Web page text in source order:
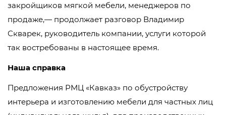
закройщиков мягкой мебели, менеджеров по
продаже,— продолжает разговор Владимир
Скварек, руководитель компании, услуги которой
так востребованы в настоящее время.
Наша справка
Предложения РМЦ «Кавказ» по обустройству
интерьера и изготовлению мебели для частных лиц